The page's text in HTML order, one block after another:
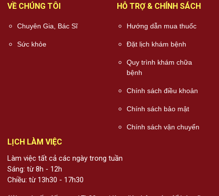
VỀ CHÚNG TÔI
Chuyên Gia, Bác Sĩ
Sức khỏe
HỖ TRỢ & CHÍNH SÁCH
Hướng dẫn mua thuốc
Đặt lịch khám bệnh
Quy trình khám chữa
bệnh
Chính sách điều khoản
Chính sách bảo mật
Chính sách vận chuyển
LỊCH LÀM VIỆC
Làm việc tất cả các ngày trong tuần
Sáng: từ 8h - 12h
Chiều: từ 13h30 - 17h30